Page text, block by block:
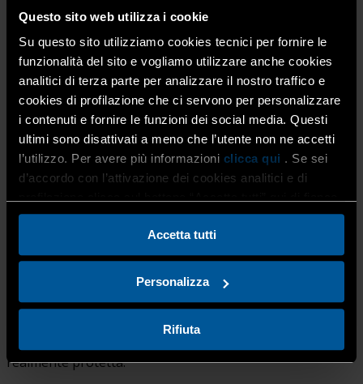
Questo sito web utilizza i cookie
Su questo sito utilizziamo cookies tecnici per fornire le
funzionalità del sito e vogliamo utilizzare anche cookies
analitici di terza parte per analizzare il nostro traffico e
cookies di profilazione che ci servono per personalizzare
i contenuti e fornire le funzioni dei social media. Questi
ultimi sono disattivati a meno che l’utente non ne accetti
l’utilizzo. Per avere più informazioni clicca qui . Se sei
d’accordo con l’attivazione dei cookies analitici e di
Accetta tutti
Personalizza
Rifiuta
Questa polizza è particolarmente utile per tutte le
imprese che si affidano a macchinari fissi o impianti
industriali: settori come meccanica, falegnameria,
impiantistica, grafica, produzione alimentare e molti altri.
Hai già tutte le coperture che ti servono? Sei sicuro
👉Lo Sportello Assicurativo diConfartigianato
consulenze gratuite e
personalizzate
realmente protetta.